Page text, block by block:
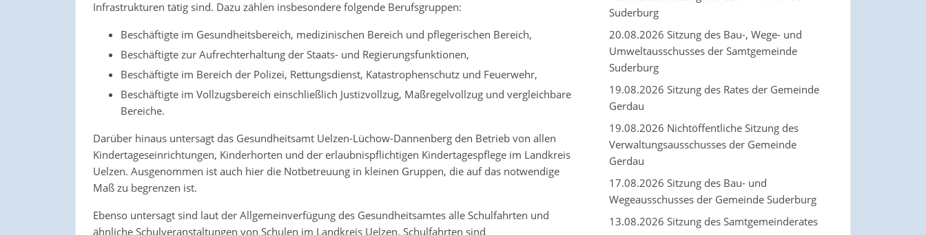
Infrastrukturen tätig sind. Dazu zählen insbesondere folgende Berufsgruppen:
Beschäftigte im Gesundheitsbereich, medizinischen Bereich und pflegerischen Bereich,
Beschäftigte zur Aufrechterhaltung der Staats- und Regierungsfunktionen,
Beschäftigte im Bereich der Polizei, Rettungsdienst, Katastrophenschutz und Feuerwehr,
Beschäftigte im Vollzugsbereich einschließlich Justizvollzug, Maßregelvollzug und vergleichbare
Bereiche.
Darüber hinaus untersagt das Gesundheitsamt Uelzen-Lüchow-Dannenberg den Betrieb von allen
Kindertageseinrichtungen, Kinderhorten und der erlaubnispflichtigen Kindertagespflege im Landkreis
Uelzen. Ausgenommen ist auch hier die Notbetreuung in kleinen Gruppen, die auf das notwendige
Maß zu begrenzen ist.
Ebenso untersagt sind laut der Allgemeinverfügung des Gesundheitsamtes alle Schulfahrten und
ähnliche Schulveranstaltungen von Schulen im Landkreis Uelzen. Schulfahrten sind
Suderburg
20.08.2026 Sitzung des Bau-, Wege- und
Umweltausschusses der Samtgemeinde
Suderburg
19.08.2026 Sitzung des Rates der Gemeinde
Gerdau
19.08.2026 Nichtöffentliche Sitzung des
Verwaltungsausschusses der Gemeinde
Gerdau
17.08.2026 Sitzung des Bau- und
Wegeausschusses der Gemeinde Suderburg
13.08.2026 Sitzung des Samtgemeinderates